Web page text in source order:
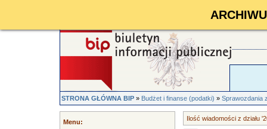
STRONA GŁÓWNA BIP»Budżet i finanse (podatki)»Sprawozdania
Menu: Ilość wiadomości z działu